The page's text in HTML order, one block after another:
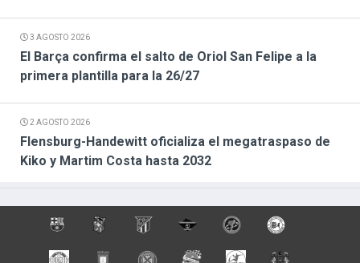
3 AGOSTO 2026
El Barça confirma el salto de Oriol San Felipe a la
primera plantilla para la 26/27
2 AGOSTO 2026
Flensburg-Handewitt oficializa el megatraspaso de
Kiko y Martim Costa hasta 2032